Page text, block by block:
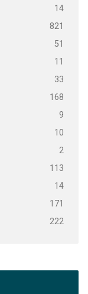
14
821
51
11
33
168
9
10
2
113
14
171
222